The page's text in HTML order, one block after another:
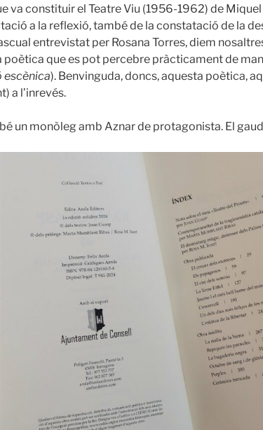
va constituir el Teatre Viu (1956-1962) de
a la reflexió, també de la constatació de la
entrevistat per Rosana Torres, diem
poètica que es pot percebre pràcticament de
escènica). Benvinguda, doncs, aquesta poètica,
a l’inrevés.
un monòleg amb Aznar de protagonista. El